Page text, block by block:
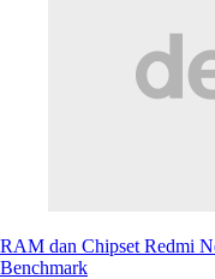
RAM dan Chipset Redmi
Benchmark